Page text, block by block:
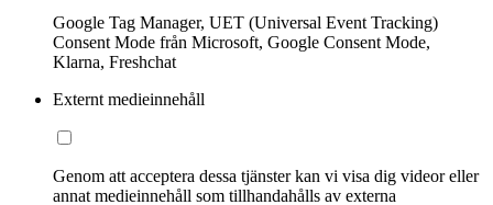
Google Tag Manager, UET (Universal Event Tracking)
Consent Mode från Microsoft, Google Consent Mode,
Klarna, Freshchat
Externt medieinnehåll
Genom att acceptera dessa tjänster kan vi visa dig videor eller
annat medieinnehåll som tillhandahålls av externa